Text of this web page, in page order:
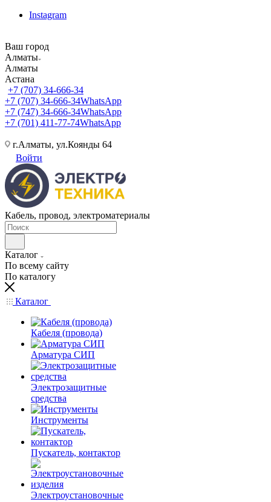
Instagram
Ваш город
Алматы
Алматы
Астана
+7 (707) 34-666-34
+7 (707) 34-666-34WhatsApp
+7 (747) 34-666-34WhatsApp
+7 (701) 411-77-74WhatsApp
г.Алматы, ул.Коянды 64
Войти
Кабель, провод, электроматериалы
Каталог
По всему сайту
По каталогу
Каталог
Кабеля (провода)
Арматура СИП
Электрозащитные
средства
Инструменты
Пускатель, контактор
Электроустановочные